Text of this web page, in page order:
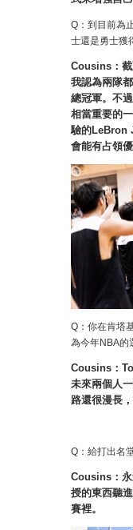
Q：到目前為
士還是勇士獲
Cousins：截
我認為兩隊
總冠軍。不
相當重要的
驗的LeBron
會能有占領優
Q：你在肯塔
為今年NBA的
Cousins：
未來兩個人
路還很漫長
Q：給打出名
Cousins：永
授的東西聽
賽裡。